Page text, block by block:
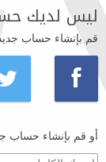
ليس لديك
قم بإنشاء حساب جديد
أو قم بإنشاء حساب